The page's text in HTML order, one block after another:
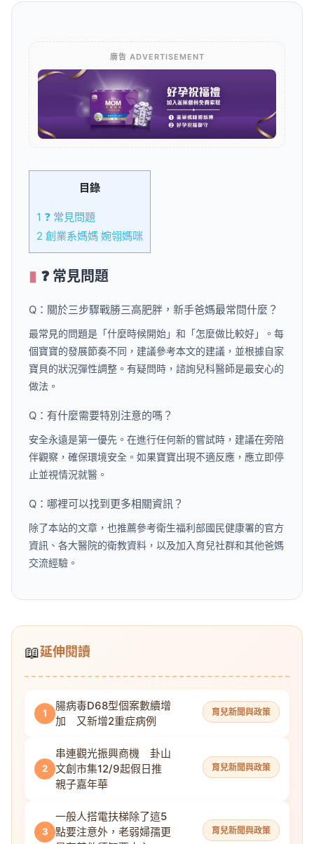
廣告 ADVERTISEMENT
目錄
1 ❓ 常見問題
2 創業系媽媽 婉翎媽咪
❓ 常見問題
Q：關於三步驟戰勝三高肥胖，新手爸媽最常問什麼？
最常見的問題是「什麼時候開始」和「怎麼做比較好」。每
個寶寶的發展節奏不同，建議參考本文的建議，並根據自家
寶貝的狀況彈性調整。有疑問時，諮詢兒科醫師是最安心的
做法。
Q：有什麼需要特別注意的嗎？
安全永遠是第一優先。在進行任何新的嘗試時，建議在旁陪
伴觀察，確保環境安全。如果寶寶出現不適反應，應立即停
止並視情況就醫。
Q：哪裡可以找到更多相關資訊？
除了本站的文章，也推薦參考衛生福利部國民健康署的官方
資訊、各大醫院的衛教資料，以及加入育兒社群和其他爸媽
交流經驗。
📖延伸閱讀
1
腸病毒D68型個案數續增
加 又新增2重症病例
育兒新聞與政策
2
串連觀光振興商機 卦山
文創市集12/9起假日推
親子嘉年華
育兒新聞與政策
3
一般人搭電扶梯除了這5
點要注意外，老弱婦孺更
育兒新聞與政策